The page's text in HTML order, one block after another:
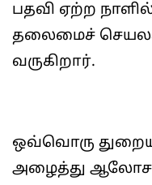
பதவி ஏற்ற
தலைமைச்
வருகிறார்.
ஒவ்வொரு
அழைத்து